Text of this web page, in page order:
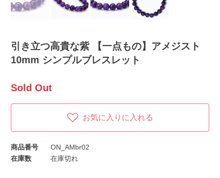
引き立つ高貴な紫 【一点もの】アメジスト
10mm シンプルブレスレット
Sold Out
お気に入りに入れる
商品番号
ON_AMbr02
在庫数
在庫切れ